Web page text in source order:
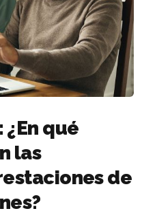
¿En qué
las
de